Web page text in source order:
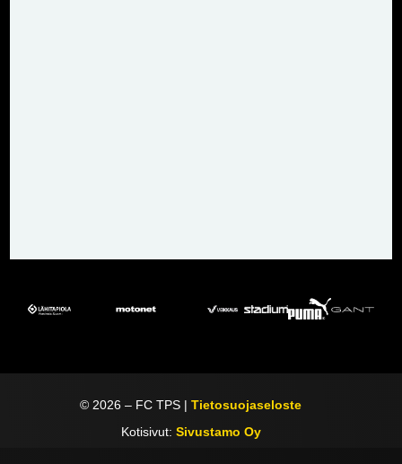
© 2026 – FC TPS |Tietosuojaseloste
Kotisivut: Sivustamo Oy